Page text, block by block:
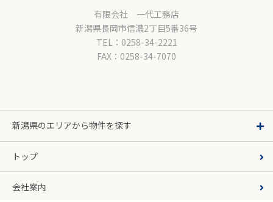
有限会社 一代工務店
新潟県長岡市信濃2丁目5番36号
TEL：0258-34-2221
FAX：0258-34-7070
新潟県のエリアから物件を探す
トップ
会社案内